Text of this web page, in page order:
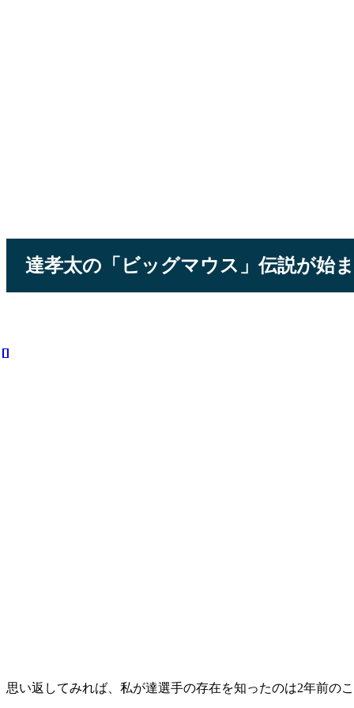
達孝太の「ビッグマウス」伝説が始
思い返してみれば、私が達選手の存在を知ったのは2年前のこ